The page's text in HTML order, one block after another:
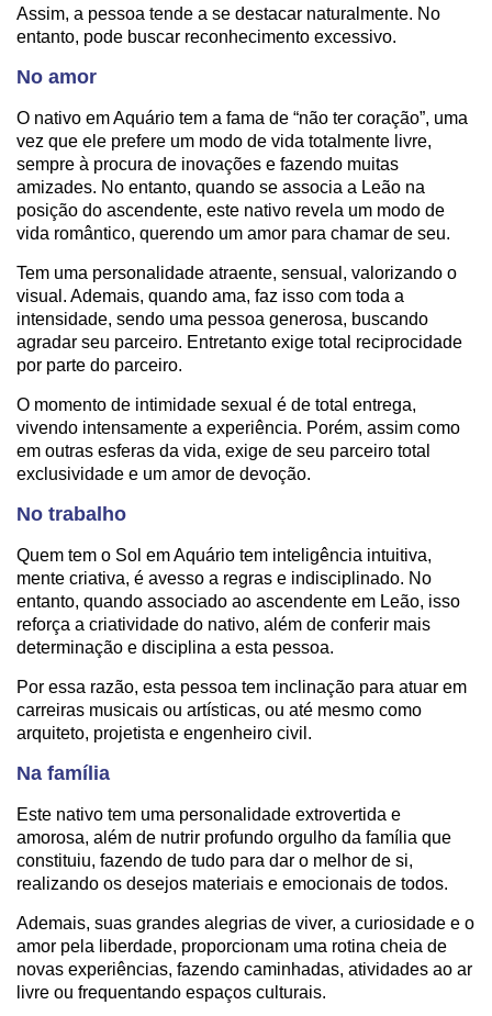
Assim, a pessoa tende a se destacar naturalmente. No
entanto, pode buscar reconhecimento excessivo.
No amor
O nativo em Aquário tem a fama de “não ter coração”, uma
vez que ele prefere um modo de vida totalmente livre,
sempre à procura de inovações e fazendo muitas
amizades. No entanto, quando se associa a Leão na
posição do ascendente, este nativo revela um modo de
vida romântico, querendo um amor para chamar de seu.
Tem uma personalidade atraente, sensual, valorizando o
visual. Ademais, quando ama, faz isso com toda a
intensidade, sendo uma pessoa generosa, buscando
agradar seu parceiro. Entretanto exige total reciprocidade
por parte do parceiro.
O momento de intimidade sexual é de total entrega,
vivendo intensamente a experiência. Porém, assim como
em outras esferas da vida, exige de seu parceiro total
exclusividade e um amor de devoção.
No trabalho
Quem tem o Sol em Aquário tem inteligência intuitiva,
mente criativa, é avesso a regras e indisciplinado. No
entanto, quando associado ao ascendente em Leão, isso
reforça a criatividade do nativo, além de conferir mais
determinação e disciplina a esta pessoa.
Por essa razão, esta pessoa tem inclinação para atuar em
carreiras musicais ou artísticas, ou até mesmo como
arquiteto, projetista e engenheiro civil.
Na família
Este nativo tem uma personalidade extrovertida e
amorosa, além de nutrir profundo orgulho da família que
constituiu, fazendo de tudo para dar o melhor de si,
realizando os desejos materiais e emocionais de todos.
Ademais, suas grandes alegrias de viver, a curiosidade e o
amor pela liberdade, proporcionam uma rotina cheia de
novas experiências, fazendo caminhadas, atividades ao ar
livre ou frequentando espaços culturais.